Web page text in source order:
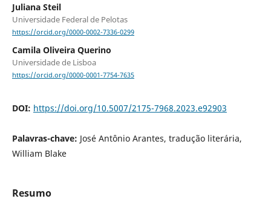
Juliana Steil
Universidade Federal de Pelotas
https://orcid.org/0000-0002-7336-0299
Camila Oliveira Querino
Universidade de Lisboa
https://orcid.org/0000-0001-7754-7635
DOI: https://doi.org/10.5007/2175-7968.2023.e92903
Palavras-chave: José Antônio Arantes, tradução literária,
William Blake
Resumo